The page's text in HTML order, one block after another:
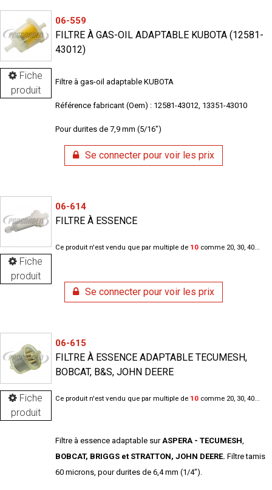
Fiche
produit
06-559
FILTRE À GAS-OIL ADAPTABLE KUBOTA (12581-
43012)
Filtre à gas-oil adaptable KUBOTA
Référence fabricant (Oem) : 12581-43012, 13351-43010
Pour durites de 7,9 mm (5/16")
Se connecter pour voir les prix
Fiche
produit
06-614
FILTRE À ESSENCE
Ce produit n'est vendu que par multiple de 10comme 20, 30, 40...
Se connecter pour voir les prix
Fiche
produit
06-615
FILTRE À ESSENCE ADAPTABLE TECUMESH,
BOBCAT, B&S, JOHN DEERE
Ce produit n'est vendu que par multiple de 10comme 20, 30, 40...
Filtre à essence adaptable sur ASPERA - TECUMESH
BOBCAT, BRIGGS et STRATTON, JOHN DEERE. Filtre tamis
60 microns, pour durites de 6,4 mm (1/4").